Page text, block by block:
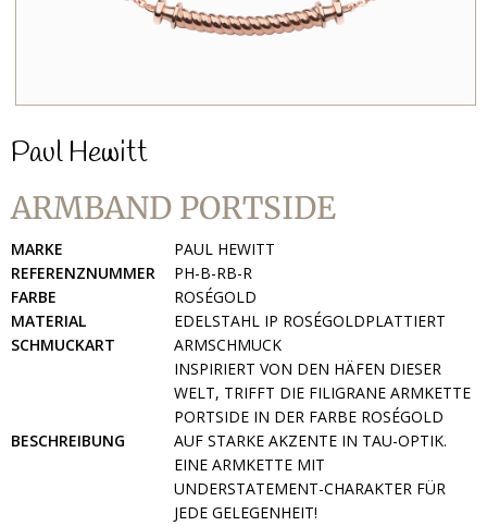
Paul Hewitt
ARMBAND PORTSIDE
MARKE
PAUL HEWITT
REFERENZNUMMER
PH-B-RB-R
FARBE
ROSÉGOLD
MATERIAL
EDELSTAHL IP ROSÉGOLDPLATTIERT
SCHMUCKART
ARMSCHMUCK
BESCHREIBUNG
INSPIRIERT VON DEN HÄFEN DIESER
WELT, TRIFFT DIE FILIGRANE ARMKETTE
PORTSIDE IN DER FARBE ROSÉGOLD
AUF STARKE AKZENTE IN TAU-OPTIK.
EINE ARMKETTE MIT
UNDERSTATEMENT-CHARAKTER FÜR
JEDE GELEGENHEIT!